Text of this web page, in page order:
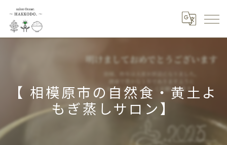
【 相模原市の自然食・黄土よ
もぎ蒸しサロン】